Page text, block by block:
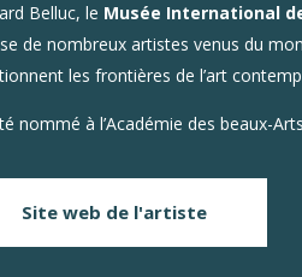
Belluc, le Musée International
de nombreux artistes venus du
les frontières de l’art
nommé à l’Académie des beaux-
Site web de l'artiste